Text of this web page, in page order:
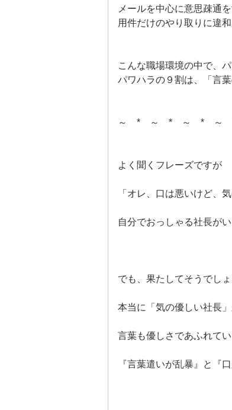
メールを中心に意思疎通
用件だけのやり取りに違
こんな職場環境の中で、
パワハラの９割は、「言葉
～ * ～ * ～ *
よく聞くフレーズですが
「オレ、口は悪いけど、
自分でおっしゃる社長が
でも、果たしてそうでしょ
本当に「気の優しい社長
言葉も優しさであふれてい
『言葉遣いが乱暴』と『